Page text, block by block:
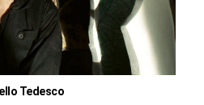
Tedesco